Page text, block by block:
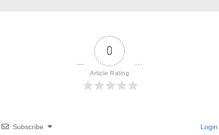
0
Article Rating
Subscribe Login